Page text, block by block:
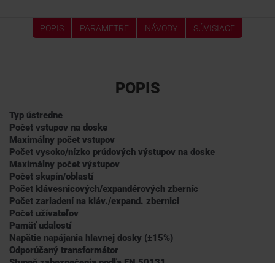
POPIS PARAMETRE NÁVODY SÚVISIACE
POPIS
Typ ústredne
Počet vstupov na doske
Maximálny počet vstupov
Počet vysoko/nízko prúdových výstupov na doske
Maximálny počet výstupov
Počet skupín/oblastí
Počet klávesnicových/expandérových zberníc
Počet zariadení na kláv./expand. zbernici
Počet užívateľov
Pamäť udalostí
Napätie napájania hlavnej dosky (±15%)
Odporúčaný transformátor